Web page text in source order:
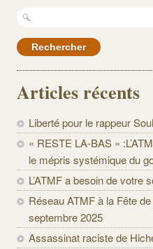
Rechercher :
Articles récents
Liberté pour le rappeur
« RESTE LA-BAS »
le mépris systémique du
L’ATMF a besoin de votre
Réseau ATMF à la Fête
septembre 2025
Assassinat raciste de